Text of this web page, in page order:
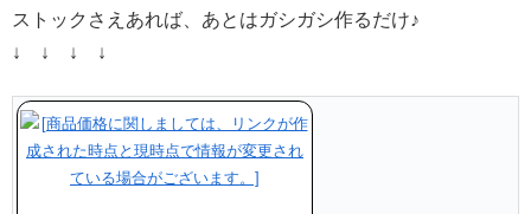
ストックさえあれば、あとはガシガシ作るだけ♪
↓ ↓ ↓ ↓